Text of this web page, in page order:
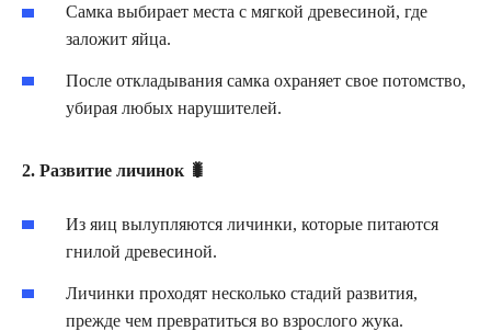
Самка выбирает места с мягкой древесиной, где
заложит яйца.
После откладывания самка охраняет свое потомство,
убирая любых нарушителей.
2. Развитие личинок 🐛
Из яиц вылупляются личинки, которые питаются
гнилой древесиной.
Личинки проходят несколько стадий развития,
прежде чем превратиться во взрослого жука.